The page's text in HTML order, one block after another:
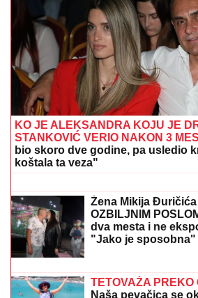
KO JE ALEKSANDRA KOJU JE
STANKOVIĆ VERIO NAKON 3
bio skoro dve godine, pa usledio
koštala ta veza"
SINSINATI:Španac
navijači strahuju
dva mesta i ne
"Jako je sposobna"